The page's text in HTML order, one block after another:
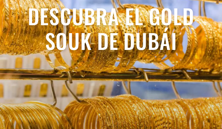
DESCUBRA EL GOLD
SOUK DE DUBÁI